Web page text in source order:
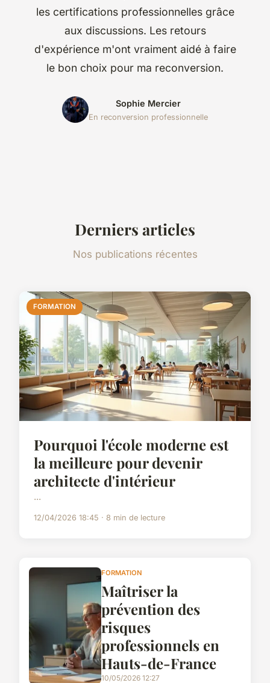
les certifications professionnelles grâce
aux discussions. Les retours
d'expérience m'ont vraiment aidé à faire
le bon choix pour ma reconversion.
Sophie Mercier
En reconversion professionnelle
Derniers articles
Nos publications récentes
FORMATION
Pourquoi l'école moderne est
la meilleure pour devenir
architecte d'intérieur
...
12/04/2026 18:45 · 8 min de lecture
FORMATION
Maîtriser la
prévention des
risques
professionnels en
Hauts-de-France
10/05/2026 12:27